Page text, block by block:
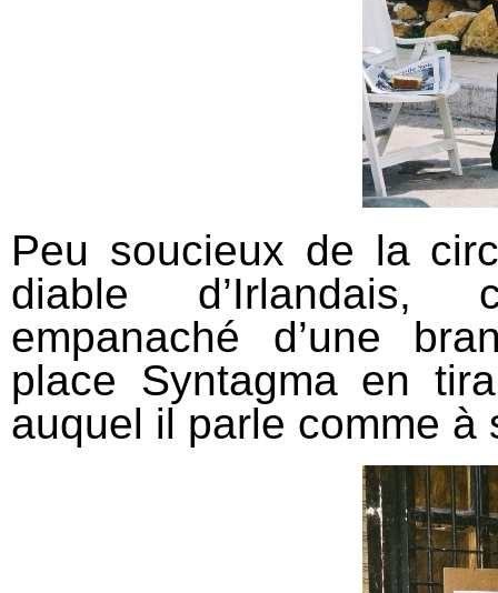
Peu soucieux de la
diable d’Irlandais,
empanaché d’une
place Syntagma en
auquel il parle comme à